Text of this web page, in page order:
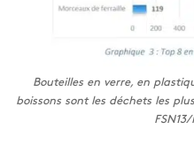
Bouteilles en verre, en
boissons sont les déchets les